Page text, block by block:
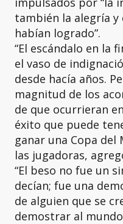
también la alegría
habían logrado”.
“El escándalo en la
el vaso de
desde hacía años.
magnitud de los
de que ocurrieran
éxito que puede
ganar una Copa
las jugadoras,
“El beso no fue un
decían; fue una
de alguien que se
demostrar al